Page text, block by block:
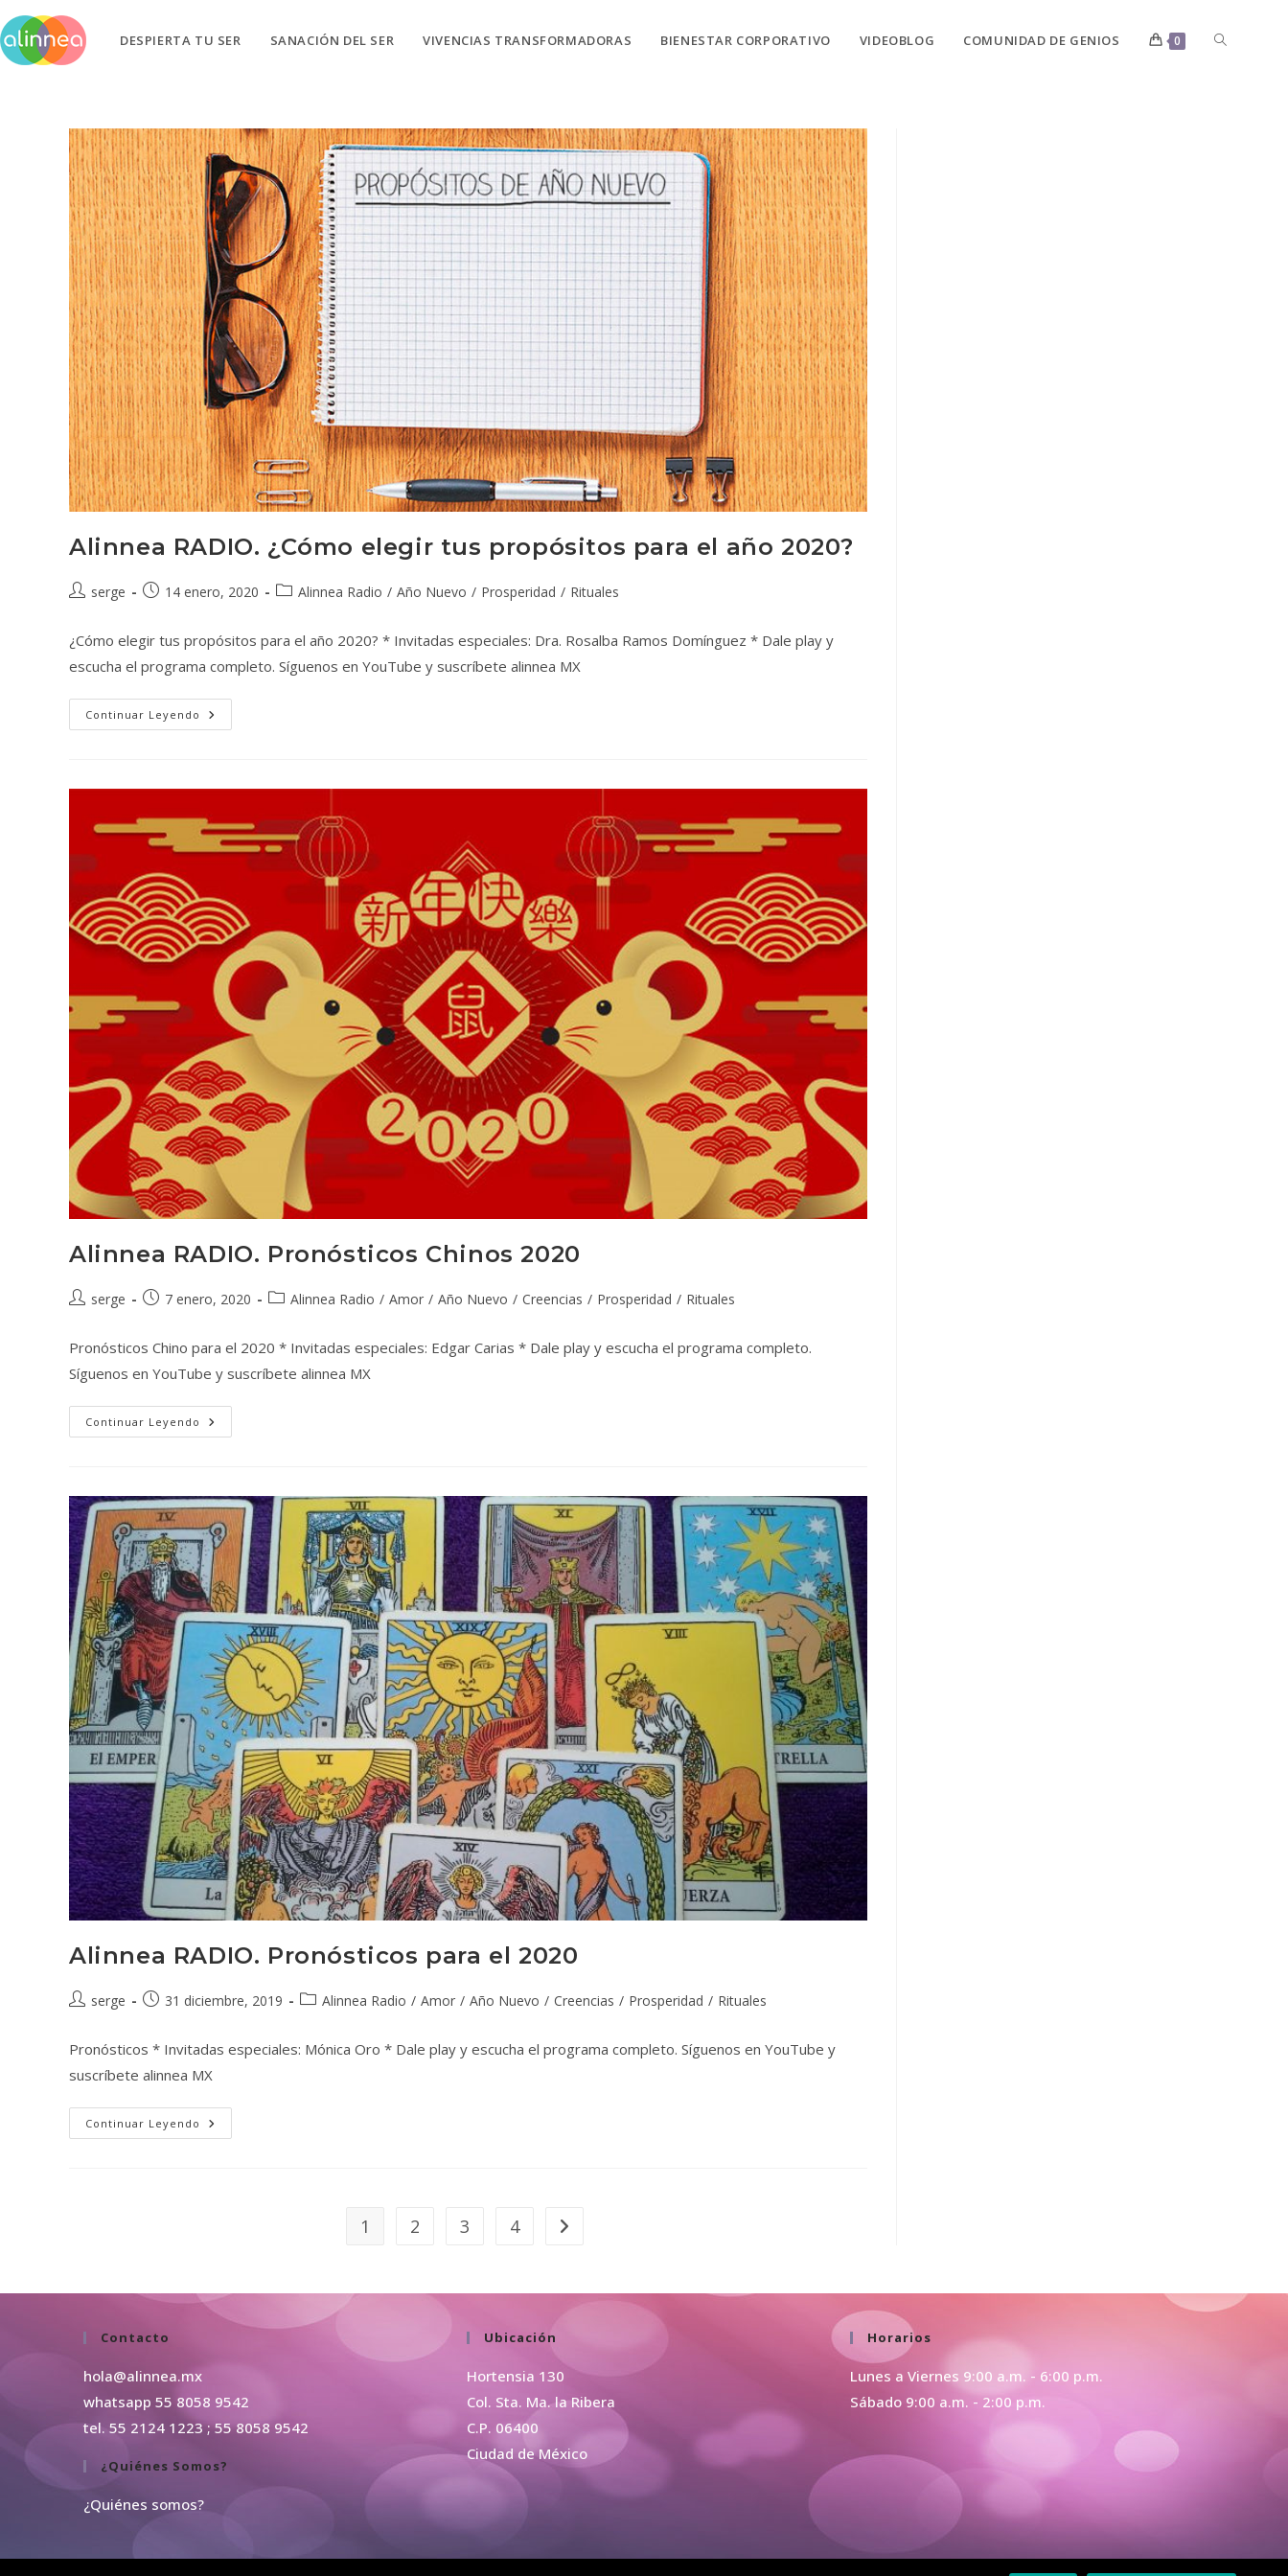
DESPIERTA TU SER SANACIÓN DEL SER VIVENCIAS TRANSFORMADORAS BIENESTAR CORPORATIVO VIDEOBLOG COMUNIDAD DE GENIOS 0
Alinnea RADIO. ¿Cómo elegir tus propósitos para el año 2020?
serge 14 enero, 2020 Alinnea Radio / Año Nuevo / Prosperidad / Rituales
¿Cómo elegir tus propósitos para el año 2020? * Invitadas especiales: Dra. Rosalba Ramos Domínguez * Dale play y
escucha el programa completo. Síguenos en YouTube y suscríbete alinnea MX
Continuar Leyendo
Alinnea RADIO. Pronósticos Chinos 2020
serge 7 enero, 2020 Alinnea Radio / Amor / Año Nuevo / Creencias / Prosperidad / Rituales
Pronósticos Chino para el 2020 * Invitadas especiales: Edgar Carias * Dale play y escucha el programa completo.
Síguenos en YouTube y suscríbete alinnea MX
Continuar Leyendo
Alinnea RADIO. Pronósticos para el 2020
serge 31 diciembre, 2019 Alinnea Radio / Amor / Año Nuevo / Creencias / Prosperidad / Rituales
Pronósticos * Invitadas especiales: Mónica Oro * Dale play y escucha el programa completo. Síguenos en YouTube y
suscríbete alinnea MX
Continuar Leyendo
1 2 3 4
Contacto
hola@alinnea.mx
whatsapp 55 8058 9542
tel. 55 2124 1223 ; 55 8058 9542
¿Quiénes Somos?
¿Quiénes somos?
Ubicación
Hortensia 130
Col. Sta. Ma. la Ribera
C.P. 06400
Ciudad de México
Horarios
Lunes a Viernes 9:00 a.m. - 6:00 p.m.
Sábado 9:00 a.m. - 2:00 p.m.